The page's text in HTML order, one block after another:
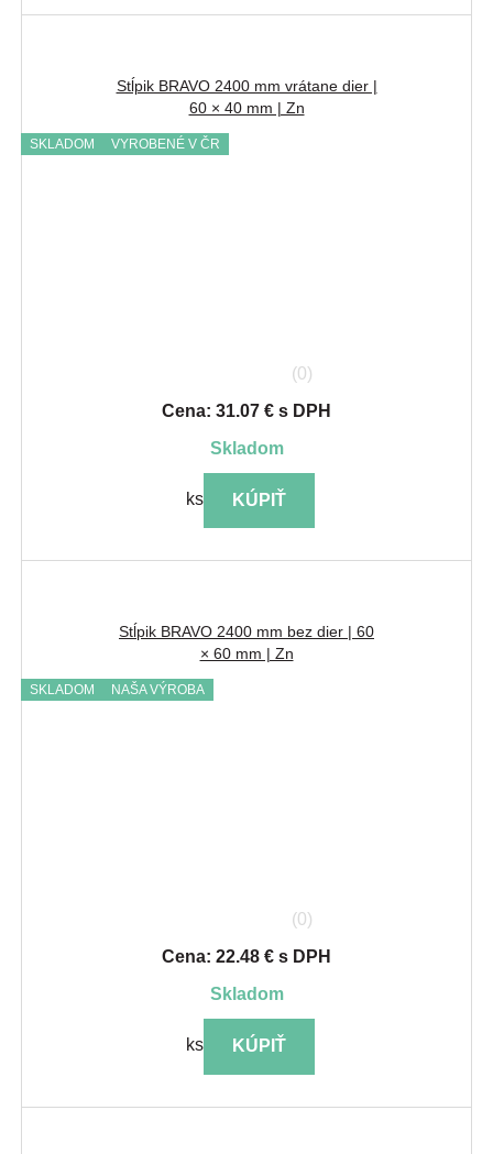
Stĺpik BRAVO 2400 mm vrátane dier |
60 × 40 mm | Zn
SKLADOM VYROBENÉ V ČR
(0)
Cena: 31.07 € s DPH
skladom
ks KÚPIŤ
Stĺpik BRAVO 2400 mm bez dier | 60
× 60 mm | Zn
SKLADOM NAŠA VÝROBA
(0)
Cena: 22.48 € s DPH
skladom
ks KÚPIŤ